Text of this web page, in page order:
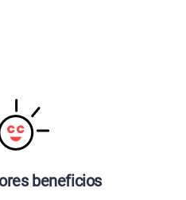
beneficios